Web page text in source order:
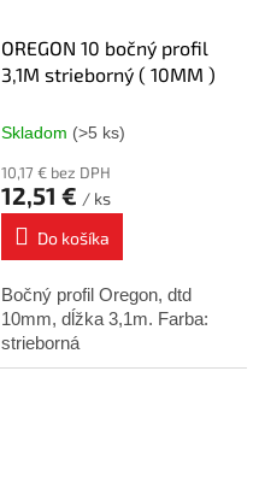
OREGON 10 bočný profil
3,1M strieborný ( 10MM )
Skladom (>5 ks)
10,17 € bez DPH
12,51 € / ks
Do košíka
Bočný profil Oregon, dtd
10mm, dĺžka 3,1m. Farba:
strieborná